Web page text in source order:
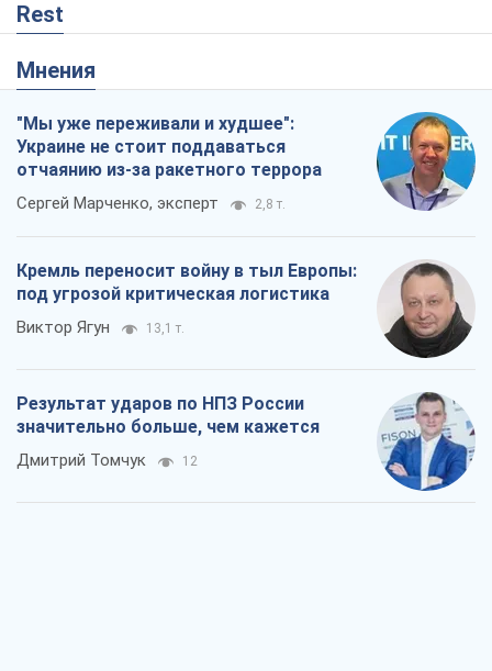
Rest
Мнения
"Мы уже переживали и худшее":
Украине не стоит поддаваться
отчаянию из-за ракетного террора
Сергей Марченко, эксперт 2,8 т.
Кремль переносит войну в тыл Европы:
под угрозой критическая логистика
Виктор Ягун 13,1 т.
Результат ударов по НПЗ России
значительно больше, чем кажется
Дмитрий Томчук 12